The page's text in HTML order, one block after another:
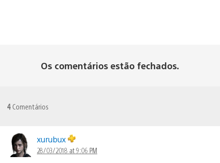
Os comentários estão fechados.
4 Comentários
xurubux
28/03/2018 at 9:06 PM